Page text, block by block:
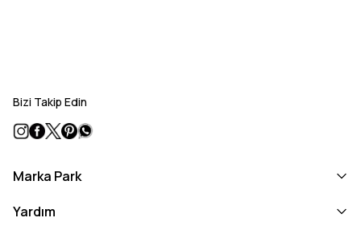
Bizi Takip Edin
Marka Park
Yardım